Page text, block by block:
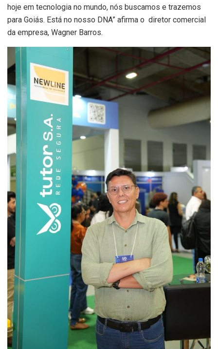
hoje em tecnologia no mundo, nós buscamos e trazemos
para Goiás. Está no nosso DNA” afirma o diretor comercial
da empresa, Wagner Barros.